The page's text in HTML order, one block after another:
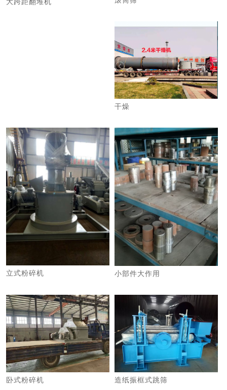
大跨距翻堆机
干燥
立式粉碎机 小部件大作用
卧式粉碎机 造纸振框式跳筛